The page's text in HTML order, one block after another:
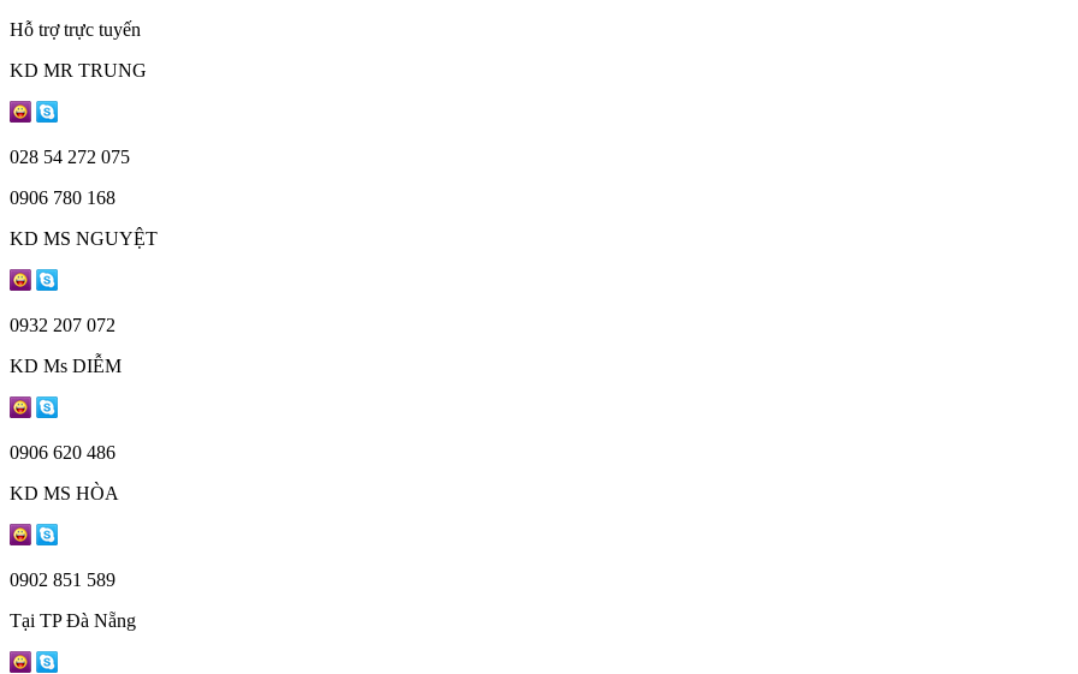
Hỗ trợ trực tuyến
KD MR TRUNG
028 54 272 075
0906 780 168
KD MS NGUYỆT
0932 207 072
KD Ms DIỄM
0906 620 486
KD MS HÒA
0902 851 589
Tại TP Đà Nẵng